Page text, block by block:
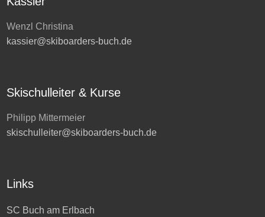
Wenzl Christina
kassier@skiboarders-buch.de
Skischulleiter & Kurse
Philipp Mittermeier
skischulleiter@skiboarders-buch.de
Links
SC Buch am Erlbach